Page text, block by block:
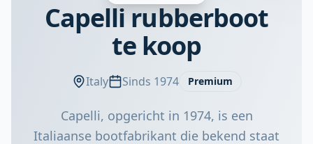
Capelli rubberboot
te koop
Italy Sinds 1974 Premium
Capelli, opgericht in 1974, is een
Italiaanse bootfabrikant die bekend staat